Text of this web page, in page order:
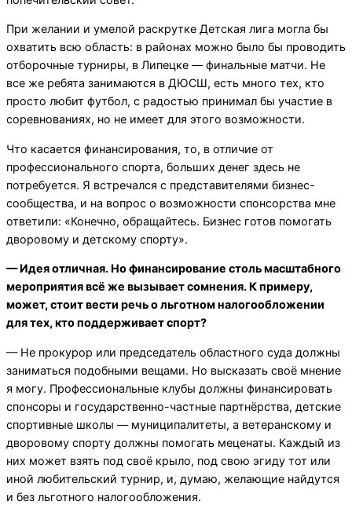
При желании и умелой раскрутке Детская лига могла бы
охватить всю область: в районах можно было бы проводить
отборочные турниры, в Липецке — финальные матчи. Не
все же ребята занимаются в ДЮСШ, есть много тех, кто
просто любит футбол, с радостью принимал бы участие в
соревнованиях, но не имеет для этого возможности.
Что касается финансирования, то, в отличие от
профессионального спорта, больших денег здесь не
потребуется. Я встречался с представителями бизнес-
сообщества, и на вопрос о возможности спонсорства мне
ответили: «Конечно, обращайтесь. Бизнес готов помогать
дворовому и детскому спорту».
— Идея отличная. Но финансирование столь масштабного
мероприятия всё же вызывает сомнения. К примеру,
может, стоит вести речь о льготном налогообложении
для тех, кто поддерживает спорт?
— Не прокурор или председатель областного суда должны
заниматься подобными вещами. Но высказать своё мнение
я могу. Профессиональные клубы должны финансировать
спонсоры и государственно-частные партнёрства, детские
спортивные школы — муниципалитеты, а ветеранскому и
дворовому спорту должны помогать меценаты. Каждый из
них может взять под своё крыло, под свою эгиду тот или
иной любительский турнир, и, думаю, желающие найдутся
и без льготного налогообложения.